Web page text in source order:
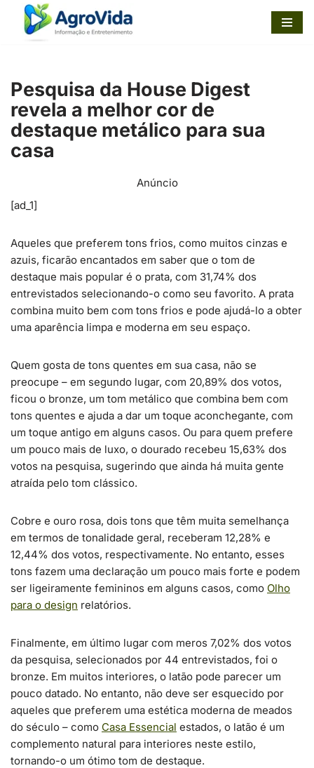
Pular
conteúdo
Pesquisa da House Digest
revela a melhor cor de
destaque metálico para sua
casa
Anúncio
[ad_1]
Aqueles que preferem tons frios, como muitos cinzas e
azuis, ficarão encantados em saber que o tom de
destaque mais popular é o prata, com 31,74% dos
entrevistados selecionando-o como seu favorito. A prata
combina muito bem com tons frios e pode ajudá-lo a obter
uma aparência limpa e moderna em seu espaço.
Quem gosta de tons quentes em sua casa, não se
preocupe – em segundo lugar, com 20,89% dos votos,
ficou o bronze, um tom metálico que combina bem com
tons quentes e ajuda a dar um toque aconchegante, com
um toque antigo em alguns casos. Ou para quem prefere
um pouco mais de luxo, o dourado recebeu 15,63% dos
votos na pesquisa, sugerindo que ainda há muita gente
atraída pelo tom clássico.
Cobre e ouro rosa, dois tons que têm muita semelhança
em termos de tonalidade geral, receberam 12,28% e
12,44% dos votos, respectivamente. No entanto, esses
tons fazem uma declaração um pouco mais forte e podem
ser ligeiramente femininos em alguns casos, como Olho
para o design relatórios.
Finalmente, em último lugar com meros 7,02% dos votos
da pesquisa, selecionados por 44 entrevistados, foi o
bronze. Em muitos interiores, o latão pode parecer um
pouco datado. No entanto, não deve ser esquecido por
aqueles que preferem uma estética moderna de meados
do século – como Casa Essencial estados, o latão é um
complemento natural para interiores neste estilo,
tornando-o um ótimo tom de destaque.